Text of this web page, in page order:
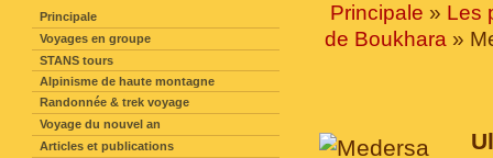
Principale » Les
de Boukhara »
Principale
Voyages en groupe
STANS tours
Alpinisme de haute montagne
Randonnée & trek voyage
Voyage du nouvel an
Articles et publications